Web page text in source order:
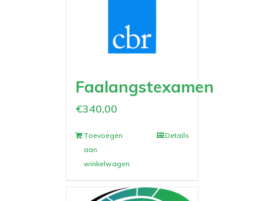
Faalangstexamen
€340,00
Toevoegen
aan
winkelwagen
Details